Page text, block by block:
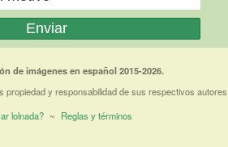
de imágenes en español 2015-2026.
propiedad y responsabilidad de sus respectivos
lolnada? ~ Reglas y términos